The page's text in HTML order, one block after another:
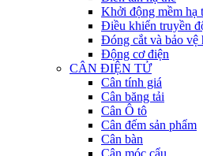
Khởi động mềm hạ
Điều khiển truyền
Đóng cắt và bảo vệ
Động cơ điện
CÂN ĐIỆN TỬ
Cân tính giá
Cân băng tải
Cân Ô tô
Cân đếm sản phẩm
Cân bàn
Cân móc cẩu